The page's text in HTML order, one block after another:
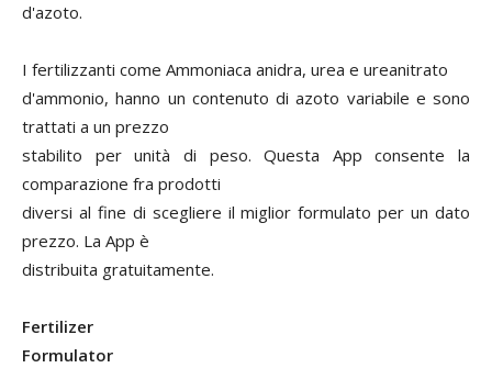
d'azoto.
I fertilizzanti come Ammoniaca anidra, urea e ureanitrato
d'ammonio, hanno un contenuto di azoto variabile e sono
trattati a un prezzo
stabilito per unità di peso. Questa App consente la
comparazione fra prodotti
diversi al fine di scegliere il miglior formulato per un dato
prezzo. La App è
distribuita gratuitamente.
Fertilizer
Formulator